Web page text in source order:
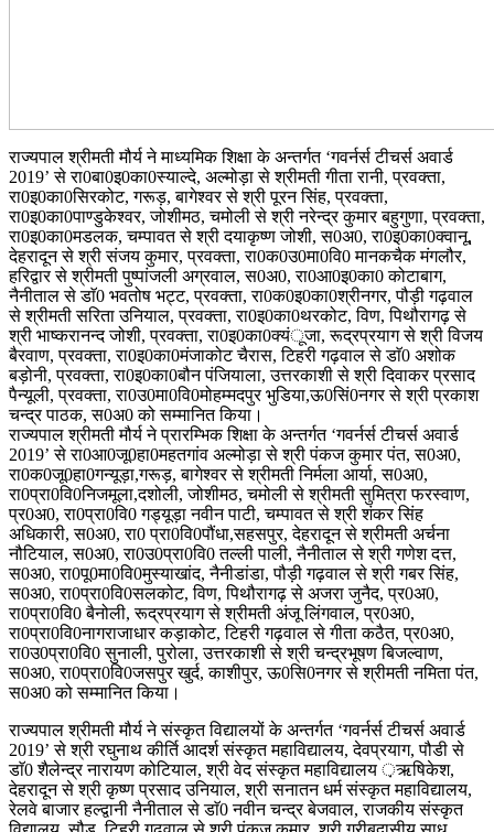
राज्यपाल श्रीमती मौर्य ने माध्यमिक शिक्षा के अन्तर्गत ‘गवर्नर्स टीचर्स अवार्ड
2019’ से रा0बा0इ0का0स्याल्दे, अल्मोड़ा से श्रीमती गीता रानी, प्रवक्ता,
रा0इ0का0सिरकोट, गरूड़, बागेश्वर से श्री पूरन सिंह, प्रवक्ता,
रा0इ0का0पाण्डुकेश्वर, जोशीमठ, चमोली से श्री नरेन्द्र कुमार बहुगुणा, प्रवक्ता,
रा0इ0का0मडलक, चम्पावत से श्री दयाकृष्ण जोशी, स0अ0, रा0इ0का0क्वानू,
देहरादून से श्री संजय कुमार, प्रवक्ता, रा0क0उ0मा0वि0 मानकचैक मंगलौर,
हरिद्वार से श्रीमती पुष्पांजली अग्रवाल, स0अ0, रा0आ0इ0का0 कोटाबाग,
नैनीताल से डाॅ0 भवतोष भट्ट, प्रवक्ता, रा0क0इ0का0श्रीनगर, पौड़ी गढ़वाल
से श्रीमती सरिता उनियाल, प्रवक्ता, रा0इ0का0थरकोट, विण, पिथौरागढ़ से
श्री भाष्करानन्द जोशी, प्रवक्ता, रा0इ0का0क्यंूजा, रूद्रप्रयाग से श्री विजय
बैरवाण, प्रवक्ता, रा0इ0का0मंजाकोट चैरास, टिहरी गढ़वाल से डाॅ0 अशोक
बड़ोनी, प्रवक्ता, रा0इ0का0बौन पंजियाला, उत्तरकाशी से श्री दिवाकर प्रसाद
पैन्यूली, प्रवक्ता, रा0उ0मा0वि0मोहम्मदपुर भुडिया,ऊ0सिं0नगर से श्री प्रकाश
चन्द्र पाठक, स0अ0 को सम्मानित किया।
राज्यपाल श्रीमती मौर्य ने प्रारम्भिक शिक्षा के अन्तर्गत ‘गवर्नर्स टीचर्स अवार्ड
2019’ से रा0आ0जू0हा0महतगांव अल्मोड़ा से श्री पंकज कुमार पंत, स0अ0,
रा0क0जू0हा0गन्यूड़ा,गरूड़, बागेश्वर से श्रीमती निर्मला आर्या, स0अ0,
रा0प्रा0वि0निजमूला,दशोली, जोशीमठ, चमोली से श्रीमती सुमित्रा फरस्वाण,
प्र0अ0, रा0प्रा0वि0 गड्यूड़ा नवीन पाटी, चम्पावत से श्री शंकर सिंह
अधिकारी, स0अ0, रा0 प्रा0वि0पौंधा,सहसपुर, देहरादून से श्रीमती अर्चना
नौटियाल, स0अ0, रा0उ0प्रा0वि0 तल्ली पाली, नैनीताल से श्री गणेश दत्त,
स0अ0, रा0पू0मा0वि0मुस्याखांद, नैनीडांडा, पौड़ी गढ़वाल से श्री गबर सिंह,
स0अ0, रा0प्रा0वि0सलकोट, विण, पिथौरागढ़ से अजरा जुनैद, प्र0अ0,
रा0प्रा0वि0 बैनोली, रूद्रप्रयाग से श्रीमती अंजू लिंगवाल, प्र0अ0,
रा0प्रा0वि0नागराजाधार कड़ाकोट, टिहरी गढ़वाल से गीता कठैत, प्र0अ0,
रा0उ0प्रा0वि0 सुनाली, पुरोला, उत्तरकाशी से श्री चन्द्रभूषण बिजल्वाण,
स0अ0, रा0प्रा0वि0जसपुर खुर्द, काशीपुर, ऊ0सि0नगर से श्रीमती नमिता पंत,
स0अ0 को सम्मानित किया।
राज्यपाल श्रीमती मौर्य ने संस्कृत विद्यालयों के अन्तर्गत ‘गवर्नर्स टीचर्स अवार्ड
2019’ से श्री रघुनाथ कीर्ति आदर्श संस्कृत महाविद्यालय, देवप्रयाग, पौडी से
डाॅ0 शैलेन्द्र नारायण कोटियाल, श्री वेद संस्कृत महाविद्यालय ़ऋषिकेश,
देहरादून से श्री कृष्ण प्रसाद उनियाल, श्री सनातन धर्म संस्कृत महाविद्यालय,
रेलवे बाजार हल्द्वानी नैनीताल से डाॅ0 नवीन चन्द्र बेजवाल, राजकीय संस्कृत